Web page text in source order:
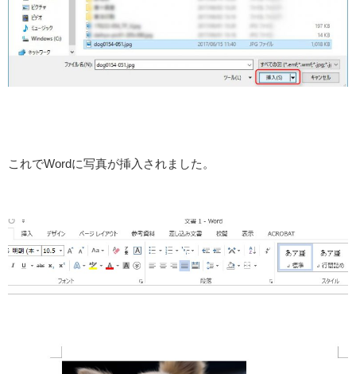
これでWordに写真が挿入されました。